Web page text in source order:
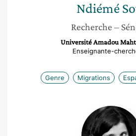
Ndiémé
Recherche –
Université Amadou
Enseignante-
Genre Migrations
Marie
Gibert